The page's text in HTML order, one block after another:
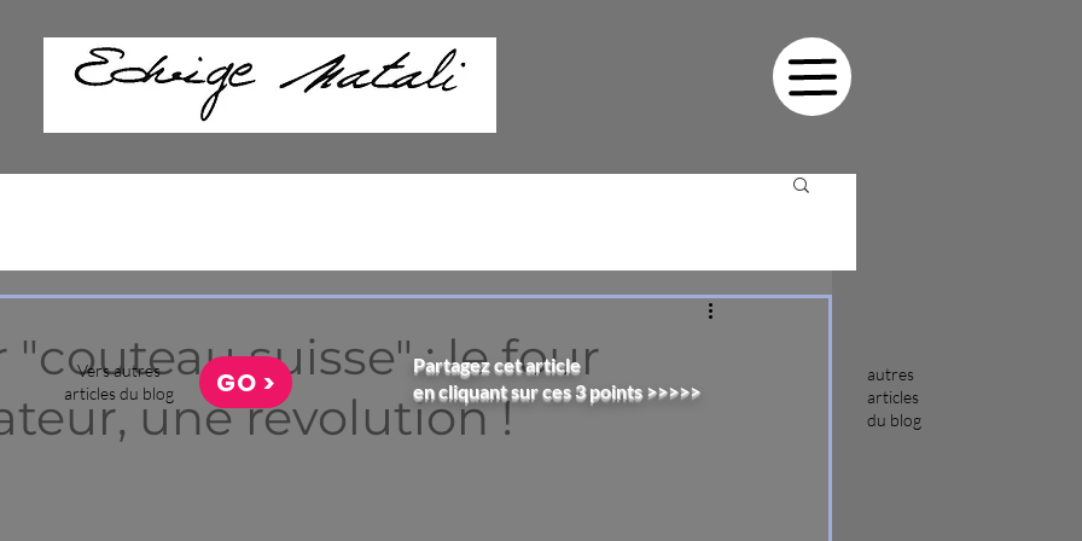
autres
articles
du blog
"couteau suisse" : le four
une révolution !
Partagez cet article
en cliquant sur ces 3 points >>>>>
Vers autres
articles du blog
GO >